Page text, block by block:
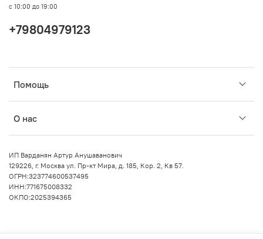
Помощь
О нас
с 10:00 до 19:00
+79804979123
ИП Варданян Артур Анушаванович
129226, г. Москва ул. Пр-кт Мира, д. 185, Кор. 2, Кв 57.
ОГРН:323774600537495
ИНН:771675008332
ОКПО:2025394365